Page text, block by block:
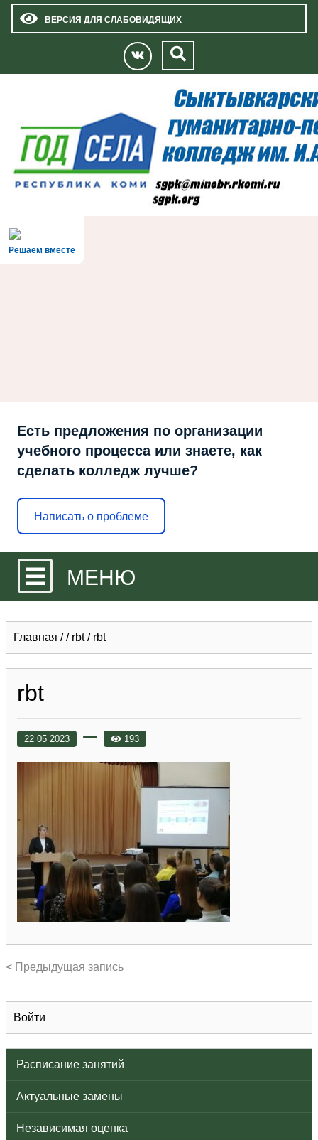
ВЕРСИЯ ДЛЯ СЛАБОВИДЯЩИХ
Решаем вместе
Есть предложения по организации
учебного процесса или знаете, как
сделать колледж лучше?
Написать о проблеме
МЕНЮ
Войти
Расписание занятий
Актуальные замены
Независимая оценка
Главная // rbt/ rbt
rbt
22 05 2023 193
< Предыдущая запись